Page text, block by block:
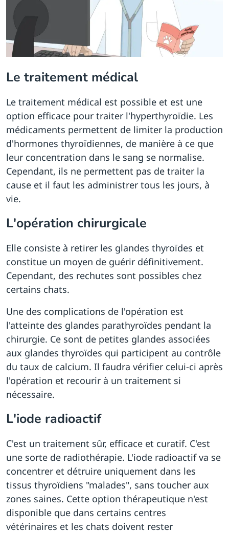
Le traitement médical
Le traitement médical est possible et est une
option efficace pour traiter l'hyperthyroïdie. Les
médicaments permettent de limiter la production
d'hormones thyroïdiennes, de manière à ce que
leur concentration dans le sang se normalise.
Cependant, ils ne permettent pas de traiter la
cause et il faut les administrer tous les jours, à
vie.
L'opération chirurgicale
Elle consiste à retirer les glandes thyroïdes et
constitue un moyen de guérir définitivement.
Cependant, des rechutes sont possibles chez
certains chats.
Une des complications de l'opération est
l'atteinte des glandes parathyroïdes pendant la
chirurgie. Ce sont de petites glandes associées
aux glandes thyroïdes qui participent au contrôle
du taux de calcium. Il faudra vérifier celui-ci après
l'opération et recourir à un traitement si
nécessaire.
L'iode radioactif
C'est un traitement sûr, efficace et curatif. C'est
une sorte de radiothérapie. L'iode radioactif va se
concentrer et détruire uniquement dans les
tissus thyroïdiens "malades", sans toucher aux
zones saines. Cette option thérapeutique n'est
disponible que dans certains centres
vétérinaires et les chats doivent rester